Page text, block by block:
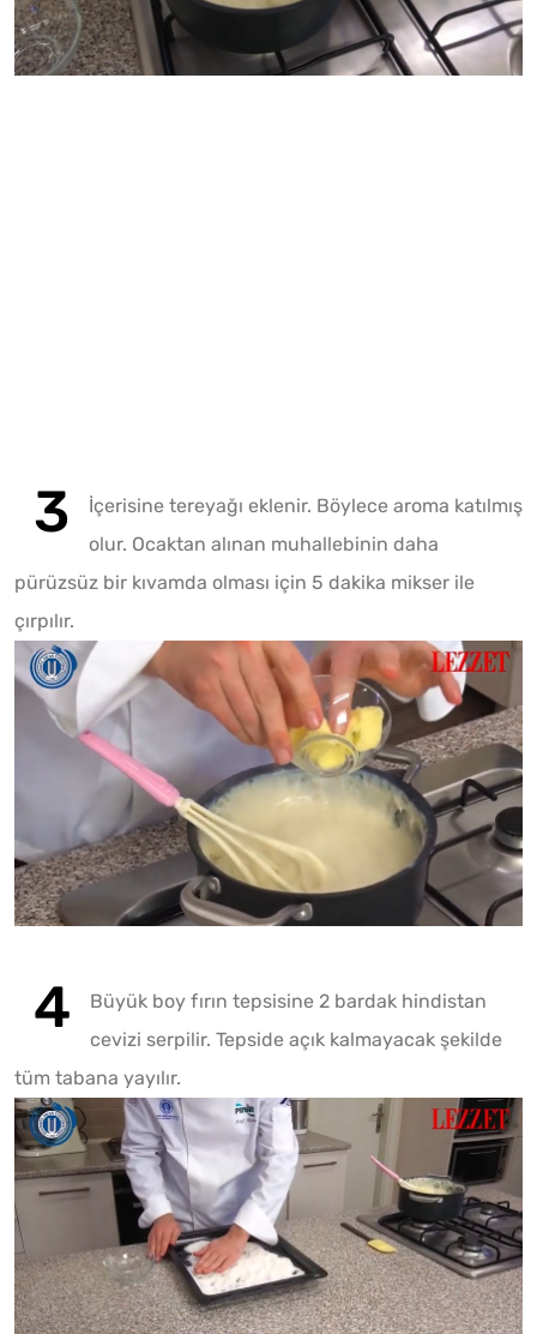
İçerisine tereyağı eklenir. Böylece aroma katılmış
olur. Ocaktan alınan muhallebinin daha
pürüzsüz bir kıvamda olması için 5 dakika mikser ile
çırpılır.
Büyük boy fırın tepsisine 2 bardak hindistan
cevizi serpilir. Tepside açık kalmayacak şekilde
tüm tabana yayılır.